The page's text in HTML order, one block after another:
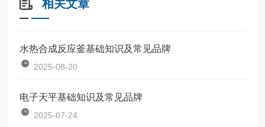
相关文章
水热合成反应釜基础知识及常见品牌
2025-08-20
电子天平基础知识及常见品牌
2025-07-24